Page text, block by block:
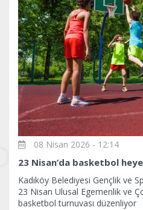
08 Nisan 2026 - 12:14
23 Nisan’da basketbol
Kadıköy Belediyesi Gençlik ve
23 Nisan Ulusal Egemenlik ve
basketbol turnuvası düzenliyor